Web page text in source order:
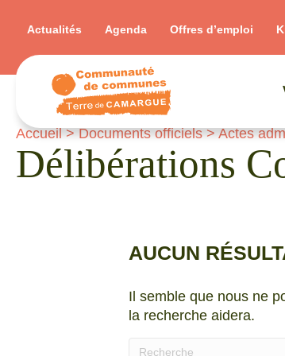
Actualités Agenda Offres d’emploi
Accueil>Documents officiels>Actes
Délibérations
AUCUN
Il semble que nous ne
la recherche aidera.